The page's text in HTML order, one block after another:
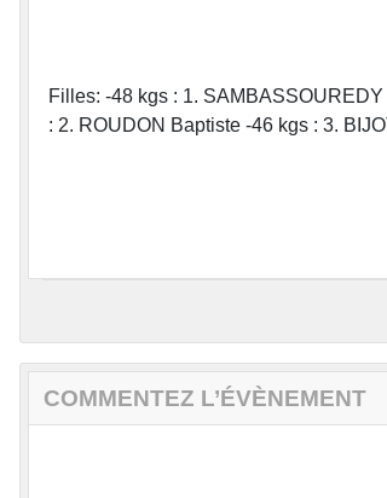
Filles: -48 kgs : 1.
: 2. ROUDON Baptiste -46 kgs : 3.
COMMENTEZ L’ÉVÈNEMENT